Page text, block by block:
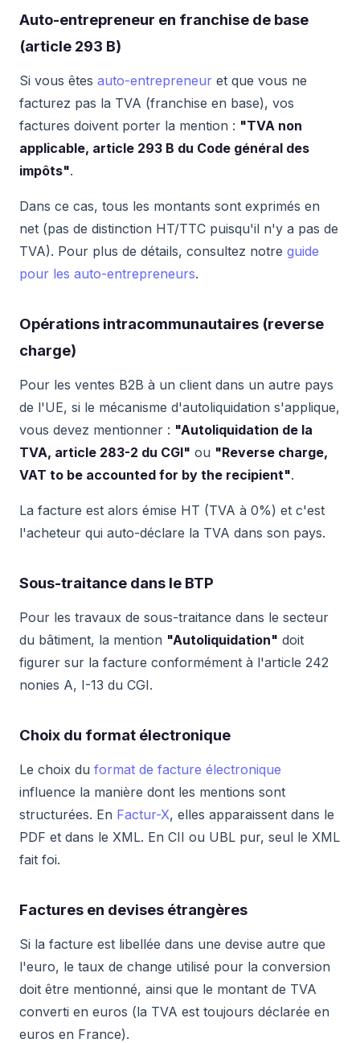
Auto-entrepreneur en franchise de base
(article 293 B)
Si vous êtes auto-entrepreneur et que vous ne
facturez pas la TVA (franchise en base), vos
factures doivent porter la mention : "TVA non
applicable, article 293 B du Code général des
impôts".
Dans ce cas, tous les montants sont exprimés en
net (pas de distinction HT/TTC puisqu'il n'y a pas de
TVA). Pour plus de détails, consultez notre guide
pour les auto-entrepreneurs.
Opérations intracommunautaires (reverse
charge)
Pour les ventes B2B à un client dans un autre pays
de l'UE, si le mécanisme d'autoliquidation s'applique,
vous devez mentionner : "Autoliquidation de la
TVA, article 283-2 du CGI" ou "Reverse charge,
VAT to be accounted for by the recipient".
La facture est alors émise HT (TVA à 0%) et c'est
l'acheteur qui auto-déclare la TVA dans son pays.
Sous-traitance dans le BTP
Pour les travaux de sous-traitance dans le secteur
du bâtiment, la mention "Autoliquidation" doit
figurer sur la facture conformément à l'article 242
nonies A, I-13 du CGI.
Choix du format électronique
Le choix du format de facture électronique
influence la manière dont les mentions sont
structurées. En Factur-X, elles apparaissent dans le
PDF et dans le XML. En CII ou UBL pur, seul le XML
fait foi.
Factures en devises étrangères
Si la facture est libellée dans une devise autre que
l'euro, le taux de change utilisé pour la conversion
doit être mentionné, ainsi que le montant de TVA
converti en euros (la TVA est toujours déclarée en
euros en France).